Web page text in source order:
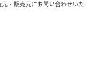
・販売元にお問い合わせいた